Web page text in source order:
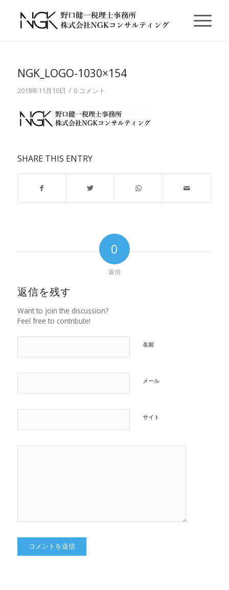
NGK_LOGO-1030×154
2018年11月10日 / 0 コメント
SHARE THIS ENTRY
0
返信
返信を残す
Want to join the discussion?
Feel free to contribute!
名前
メール
サイト